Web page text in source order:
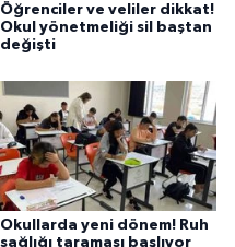
Öğrenciler ve veliler dikkat!
Okul yönetmeliği sil baştan
değişti
Okullarda yeni dönem! Ruh
sağlığı taraması başlıyor